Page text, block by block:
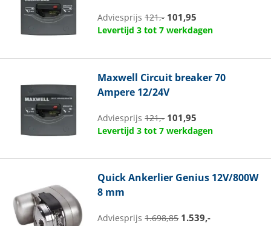
Adviesprijs121,- 101,95
Levertijd 3 tot 7 werkdagen
Maxwell Circuit breaker 70
Ampere 12/24V
Adviesprijs121,- 101,95
Levertijd 3 tot 7 werkdagen
QuickAnkerlier Genius 12V/800W
8 mm
Adviesprijs1.698,85 1.539,-